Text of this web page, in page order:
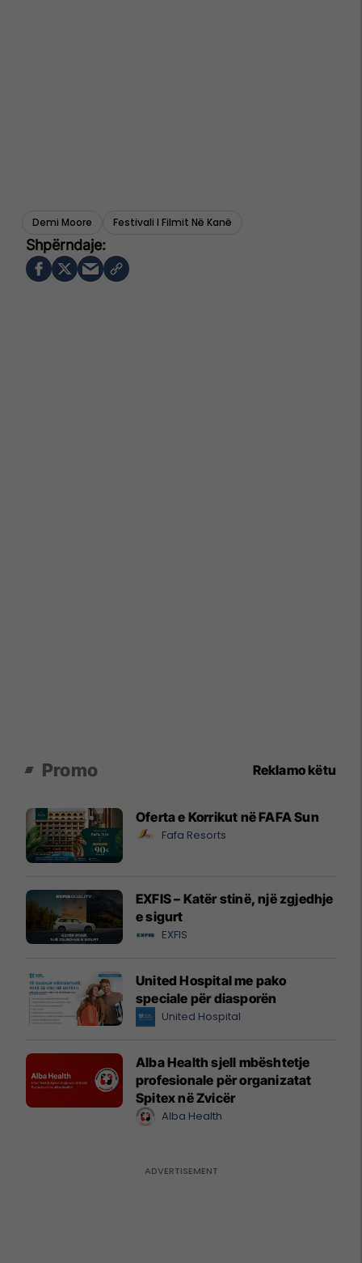
Demi Moore Festivali I Filmit Në Kanë
Promo Reklamo këtu
Oferta e Korrikut në FAFA Sun
Fafa Resorts
EXFIS – Katër stinë, një zgjedhje
e sigurt
EXFIS
United Hospital me pako
speciale për diasporën
United Hospital
Alba Health sjell mbështetje
profesionale për organizatat
Spitex në Zvicër
Alba Health